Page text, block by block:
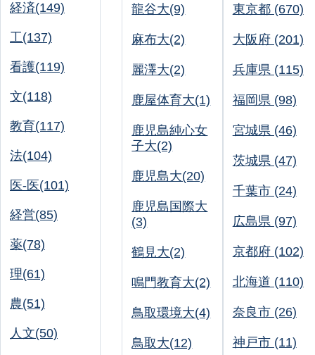
経済(149)
工(137)
看護(119)
文(118)
教育(117)
法(104)
医-医(101)
経営(85)
薬(78)
理(61)
農(51)
人文(50)
龍谷大(9)
麻布大(2)
麗澤大(2)
鹿屋体育大(1)
鹿児島純心女
子大(2)
鹿児島大(20)
鹿児島国際大
(3)
鶴見大(2)
鳴門教育大(2)
鳥取環境大(4)
鳥取大(12)
東京都 (670)
大阪府 (201)
兵庫県 (115)
福岡県 (98)
宮城県 (46)
茨城県 (47)
千葉市 (24)
広島県 (97)
京都府 (102)
北海道 (110)
奈良市 (26)
神戸市 (11)